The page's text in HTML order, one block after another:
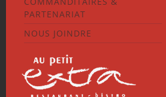
PARTENARIAT
NOUS JOINDRE